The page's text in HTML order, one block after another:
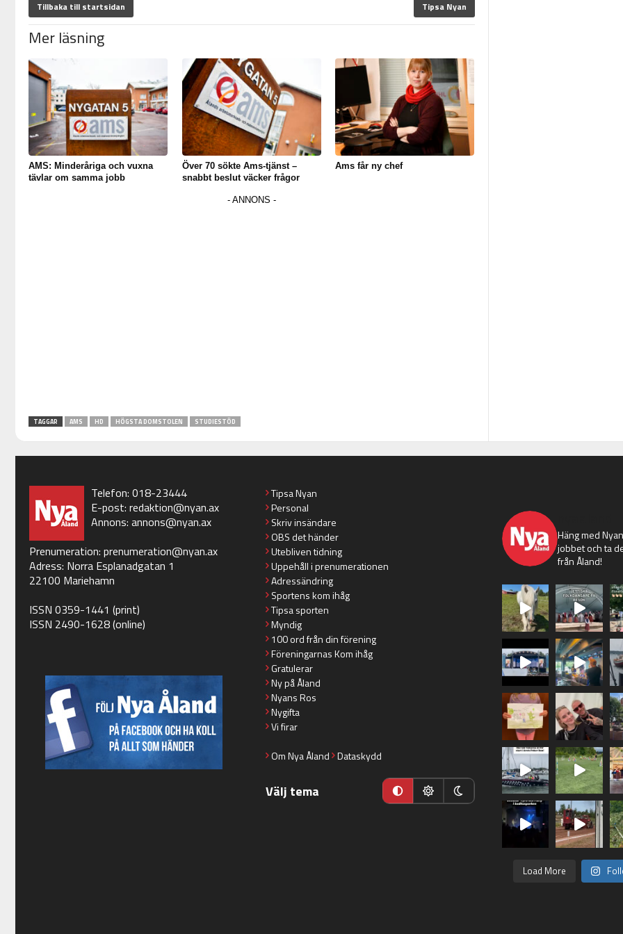
Tillbaka till startsidan Tipsa Nyan
Mer läsning
AMS: Minderåriga och vuxna
tävlar om samma jobb
Över 70 sökte Ams-tjänst –
snabbt beslut väcker frågor
Ams får ny chef
TAGGAR AMS HD HÖGSTA DOMSTOLEN STUDIESTÖD
Telefon: 018-23444
E-post: redaktion@nyan.ax
Annons: annons@nyan.ax
Prenumeration: prenumeration@nyan.ax
Adress: Norra Esplanadgatan 1
22100 Mariehamn
ISSN 0359-1441 (print)
ISSN 2490-1628 (online)
Tipsa Nyan
Personal
Skriv insändare
OBS det händer
Utebliven tidning
Uppehåll i prenumerationen
Adressändring
Sportens kom ihåg
Tipsa sporten
Myndig
100 ord från din förening
Föreningarnas Kom ihåg
Gratulerar
Ny på Åland
Nyans Ros
Nygifta
Vi firar
Om Nya Åland Dataskydd
Välj tema
Häng med
jobbet och ta
från Åland!
Load More